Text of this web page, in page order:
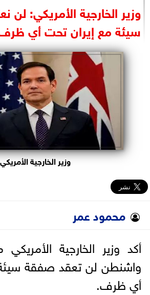
الرئاسة
البرلمان
الوزارات
الأحزاب
وزير الخارجية الأمريكي:
سيئة مع إيران تحت أي
وزير الخارجية الأمريكي
محمود عمر
أكد وزير الخارجية
واشنطن لن تعقد صفقة
أي ظرف.